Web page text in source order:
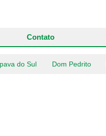
Contato
do Sul Dom Pedrito